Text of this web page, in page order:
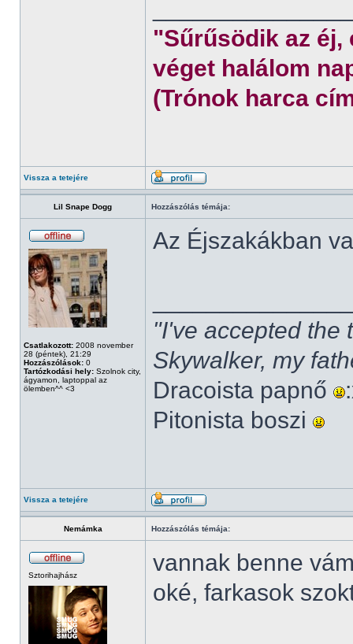
"Sűrűsödik az éj,
véget halálom
(Trónok harca
Vissza a tetejére
Lil Snape Dogg Hozzászólás témája:
Csatlakozott: 2008 november
28 (péntek), 21:29
Hozzászólások: 0
Tartózkodási hely: Szolnok city,
ágyamon, laptoppal az
ölemben^^ <3
Az Éjszakákban
"I've accepted the
Skywalker, my
Dracoista papnő
Pitonista boszi
Vissza a tetejére
Nemámka Hozzászólás témája:
Sztorihajhász
vannak benne
oké, farkasok